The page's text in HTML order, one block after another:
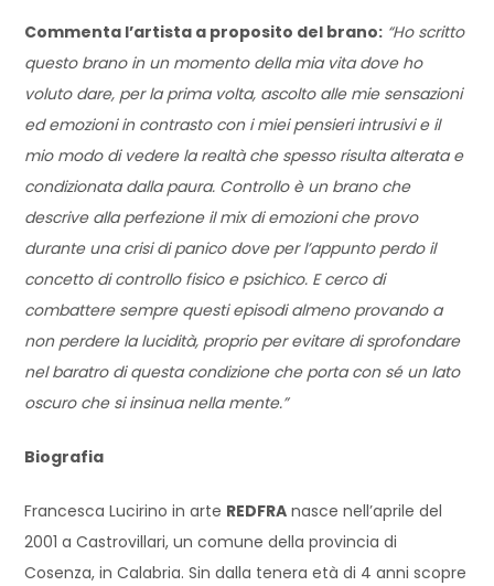
Commenta l’artista a proposito del brano: “Ho scritto
questo brano in un momento della mia vita dove ho
voluto dare, per la prima volta, ascolto alle mie sensazioni
ed emozioni in contrasto con i miei pensieri intrusivi e il
mio modo di vedere la realtà che spesso risulta alterata e
condizionata dalla paura. Controllo è un brano che
descrive alla perfezione il mix di emozioni che provo
durante una crisi di panico dove per l’appunto perdo il
concetto di controllo fisico e psichico. E cerco di
combattere sempre questi episodi almeno provando a
non perdere la lucidità, proprio per evitare di sprofondare
nel baratro di questa condizione che porta con sé un lato
oscuro che si insinua nella mente.”
Biografia
Francesca Lucirino in arte REDFRA nasce nell’aprile del
2001 a Castrovillari, un comune della provincia di
Cosenza, in Calabria. Sin dalla tenera età di 4 anni scopre